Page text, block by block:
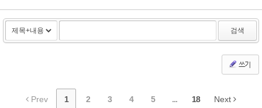
검색
쓰기
Prev 1 2 3 4 5 ... 18 Next